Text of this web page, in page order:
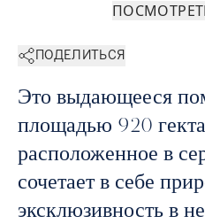
ПОДЕЛИТЬСЯ
Это выдающееся
площадью 920
расположенное в
сочетает в себе
эксклюзивность в